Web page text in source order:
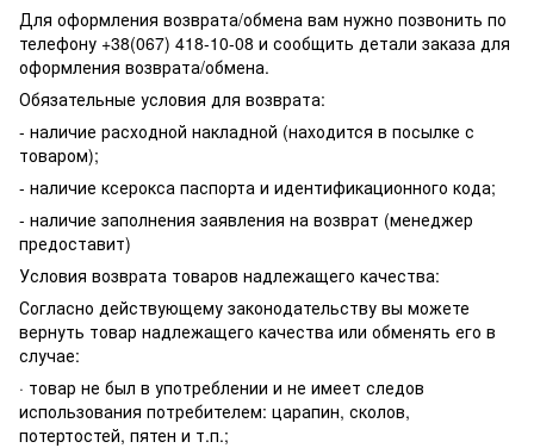
Для оформления возврата/обмена вам нужно позвонить по
телефону +38(067) 418-10-08 и сообщить детали заказа для
оформления возврата/обмена.
Обязательные условия для возврата:
- наличие расходной накладной (находится в посылке с
товаром);
- наличие ксерокса паспорта и идентификационного кода;
- наличие заполнения заявления на возврат (менеджер
предоставит)
Условия возврата товаров надлежащего качества:
Согласно действующему законодательству вы можете
вернуть товар надлежащего качества или обменять его в
случае:
· товар не был в употреблении и не имеет следов
использования потребителем: царапин, сколов,
потертостей, пятен и т.п.;